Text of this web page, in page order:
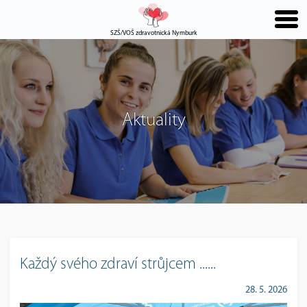
SZŠ/VOŠ zdravotnická Nymburk
Aktuality
Každý svého zdraví strůjcem ......
28. 5. 2026